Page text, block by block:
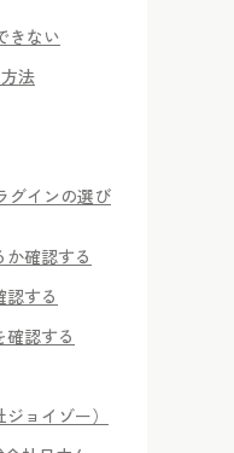
きない
法
グインの選び
確認する
する
認する
ョイゾー）